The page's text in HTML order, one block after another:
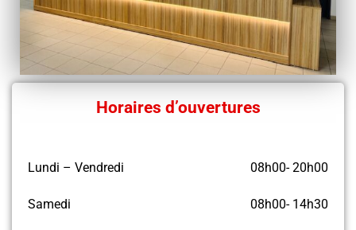
Horaires d’ouvertures
Lundi – Vendredi
Samedi
08h00- 20h00
08h00- 14h30